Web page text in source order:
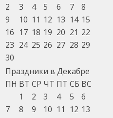
2
3 4 5 6 7
8
9
10 11 12 13 14 15
16 17 18 19 20 21 22
23 24 25 26 27 28 29
30
Праздники в Декабре
ПН ВТ СР ЧТ ПТ СБ ВС
1
2 3 4 5
6
7
8 9 10 11 12 13